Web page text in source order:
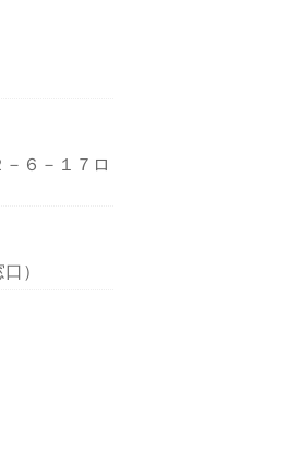
６－１７ロ
）